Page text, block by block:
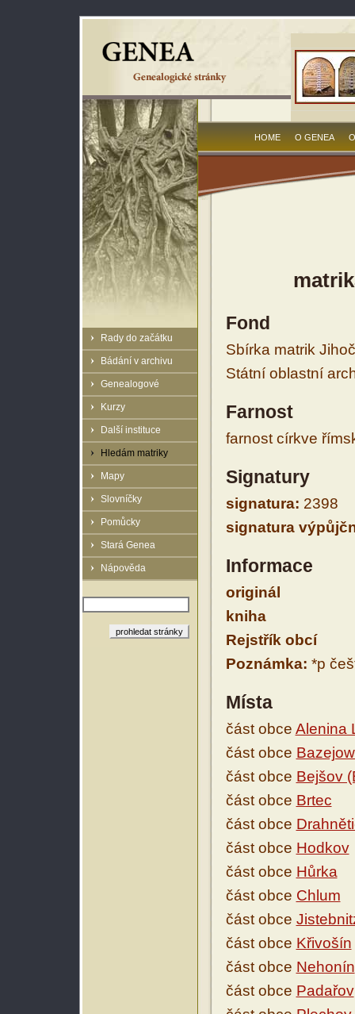
Rady do začátku
Bádání v archivu
Genealogové
Kurzy
Další instituce
Hledám matriky
Mapy
Slovníčky
Pomůcky
Stará Genea
Nápověda
HOME O GENEA
Fond
Sbírka matrik
Státní oblastní
Farnost
farnost církve
Signatury
signatura: 2398
signatura
Informace
originál
kniha
Rejstřík obcí
Poznámka: *p
Místa
část obce Alenina
část obce
část obce Bejšov
část obce Brtec
část obce
část obce Hodkov
část obce Hůrka
část obce Chlum
část obce
část obce Křivošín
část obce Nehonín
část obce Padařov